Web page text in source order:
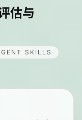
估与
SKILLS